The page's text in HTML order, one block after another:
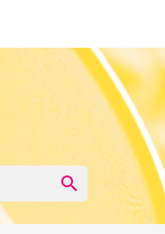
search